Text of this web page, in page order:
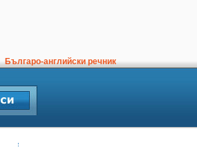
Българо-английски речник